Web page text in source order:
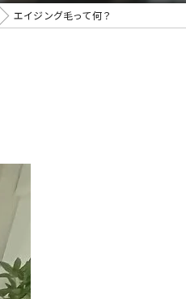
エイジング毛って何？